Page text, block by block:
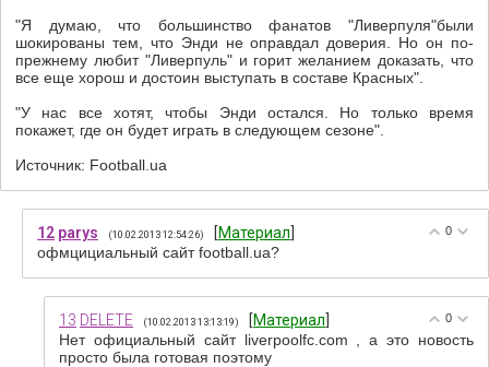
"Я думаю, что большинство фанатов "Ливерпуля"были
шокированы тем, что Энди не оправдал доверия. Но он по-
прежнему любит "Ливерпуль" и горит желанием доказать, что
все еще хорош и достоин выступать в составе Красных".
"У нас все хотят, чтобы Энди остался. Но только время
покажет, где он будет играть в следующем сезоне".
Источник: Football.ua
0
12 parys (10.02.2013 12:54:26) [Материал
офмцициальный сайт football.ua?
0
13 DELETE (10.02.2013 13:13:19) [Материал
Нет официальный сайт liverpoolfc.com , а это новость
просто была готовая поэтому